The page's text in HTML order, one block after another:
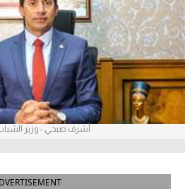
آراء حرة
ركن الألعاب
بطولات
أمريكا 2026
أشرف صبحي - وزير